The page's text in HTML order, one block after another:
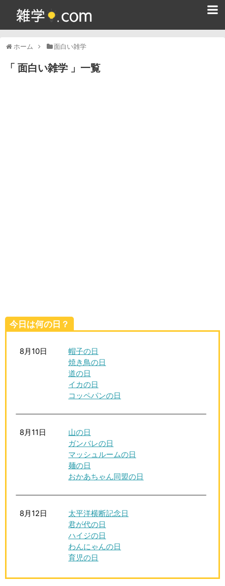
ホーム 面白い雑学
面白い雑学 一覧
今日は何の日？
8月10日
帽子の日
焼き鳥の日
道の日
イカの日
コッペパンの日
8月11日
山の日
ガンバレの日
マッシュルームの日
麺の日
おかあちゃん同盟の日
8月12日
太平洋横断記念日
君が代の日
ハイジの日
わんにゃんの日
育児の日